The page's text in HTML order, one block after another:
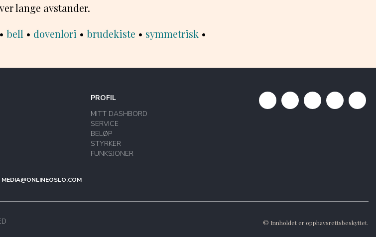
lange avstander.
• bell • dovenlori • brudekiste • symmetrisk •
© Innholdet er opphavsrettsbeskyttet.
PROFIL
MITT DASHBORD
SERVICE
BELØP
STYRKER
FUNKSJONER
MEDIA@ONLINEOSLO.COM